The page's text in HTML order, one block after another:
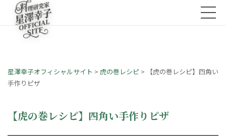
星澤幸子オフィシャルサイト > 虎の巻レシピ >
【虎の巻レシピ】四角い
手作りピザ
【虎の巻レシピ】四角い手作りピザ